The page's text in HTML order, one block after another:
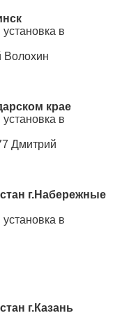
в
Волохин
крае
в
Дмитрий
г.Набережные
в
г.Казань